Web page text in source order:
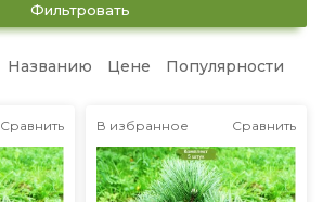
Фильтровать
Названию Цене Популярности
Сравнить В избранное Сравнить